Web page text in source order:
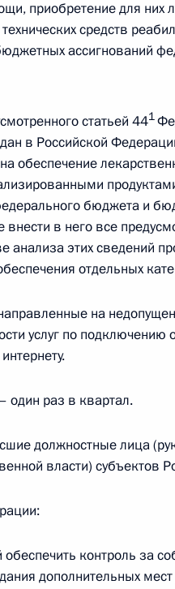
их здоровью и
театра юного актёра
изменения,
приобретение для них
средств
ассигнований
статьей 441
в Российской
обеспечение
бюджета и
в него все
анализа этих сведений
отдельных
на
услуг по
один раз в квартал.
должностные лица
власти) субъектов
контроль за
дополнительных